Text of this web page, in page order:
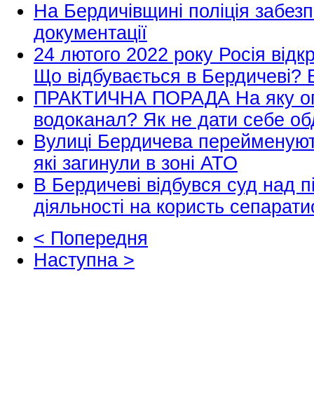
На Бердичівщині поліція
документації
24 лютого 2022 року Росія
Що відбувається в Бердичеві?
ПРАКТИЧНА ПОРАДА На яку
водоканал? Як не дати себе
Вулиці Бердичева
які загинули в зоні АТО
В Бердичеві відбувся суд над
діяльності на користь
< Попередня
Наступна >